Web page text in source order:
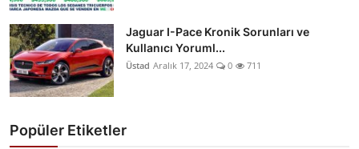
Jaguar I-Pace Kronik Sorunları ve
Kullanıcı Yoruml...
Üstad Aralık 17, 2024 0 711
Popüler Etiketler